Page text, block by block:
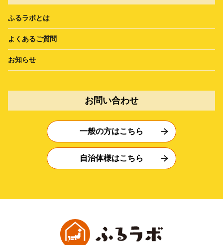
ふるラボとは
よくあるご質問
お知らせ
お問い合わせ
一般の方はこちら
自治体様はこちら